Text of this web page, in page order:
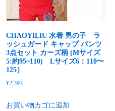
CHAOYILIU 水着 男の子 ラ
ッシュガード キャップ パンツ
3点セット カーズ柄 (Mサイズ
5:約95~110) Lサイズ6：110〜
125）
¥2,393
お買い物カゴに追加